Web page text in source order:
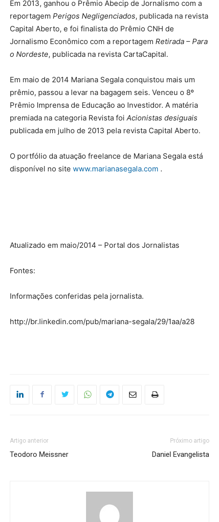
Em 2013, ganhou o Prêmio Abecip de Jornalismo com a
reportagem Perigos Negligenciados, publicada na revista
Capital Aberto, e foi finalista do Prêmio CNH de
Jornalismo Econômico com a reportagem Retirada – Para
o Nordeste, publicada na revista CartaCapital.
Em maio de 2014 Mariana Segala conquistou mais um
prêmio, passou a levar na bagagem seis. Venceu o 8º
Prêmio Imprensa de Educação ao Investidor. A matéria
premiada na categoria Revista foi Acionistas desiguais
publicada em julho de 2013 pela revista Capital Aberto.
O portfólio da atuação freelance de Mariana Segala está
disponível no site www.marianasegala.com .
Atualizado em maio/2014 – Portal dos Jornalistas
Fontes:
Informações conferidas pela jornalista.
http://br.linkedin.com/pub/mariana-segala/29/1aa/a28
Artigo anterior
Teodoro Meissner
Próximo artigo
Daniel Evangelista